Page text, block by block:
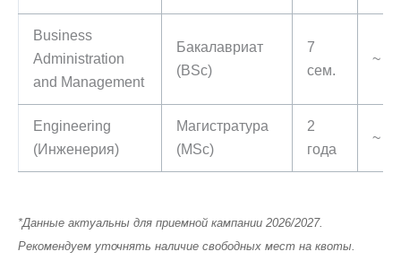
Business
Administration
and Management
Бакалавриат
(BSc)
7
сем.
~ 5
Engineering
(Инженерия)
Магистратура
(MSc)
2
года
~ 7
*Данные актуальны для приемной кампании 2026/2027.
Рекомендуем уточнять наличие свободных мест на квоты.